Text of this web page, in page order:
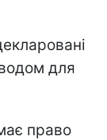
для
право